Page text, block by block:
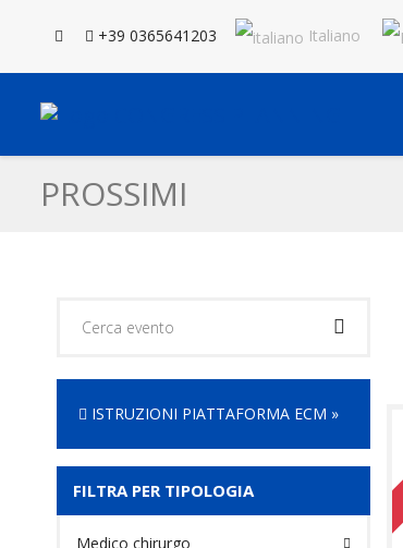
+39 0365641203 Italiano
PROSSIMI
ISTRUZIONI PIATTAFORMA ECM »
FILTRA PER TIPOLOGIA
Medico chirurgo